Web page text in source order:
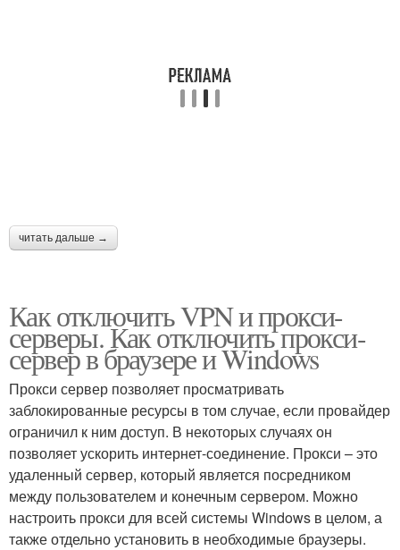
читать дальше →
Как отключить VPN и прокси-
серверы. Как отключить прокси-
сервер в браузере и Windows
Прокси сервер позволяет просматривать
заблокированные ресурсы в том случае, если провайдер
ограничил к ним доступ. В некоторых случаях он
позволяет ускорить интернет-соединение. Прокси – это
удаленный сервер, который является посредником
между пользователем и конечным сервером. Можно
настроить прокси для всей системы Windows в целом, а
также отдельно установить в необходимые браузеры.